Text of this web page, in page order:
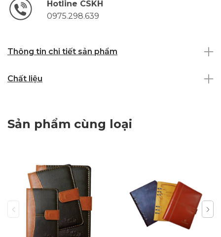
Hotline CSKH
0975.298.639
Thông tin chi tiết sản phẩm
Chất liệu
Sản phẩm cùng loại